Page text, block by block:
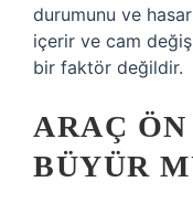
durumunu ve
içerir ve cam
bir faktör değildir.
ARAÇ
BÜYÜR